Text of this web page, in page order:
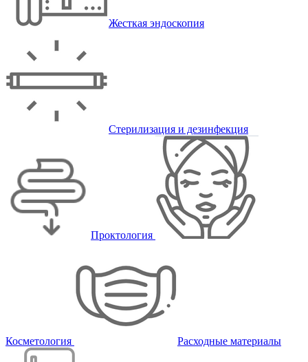
Жесткая эндоскопия
Стерилизация и дезинфекция
Проктология
Косметология Расходные материалы